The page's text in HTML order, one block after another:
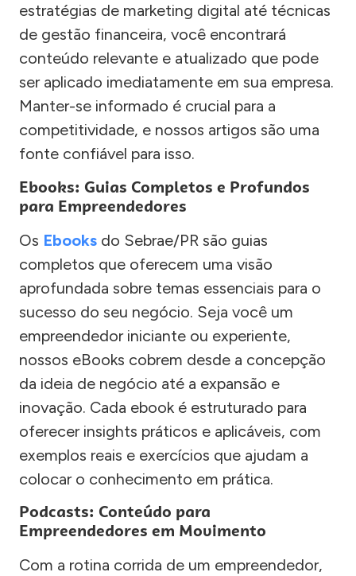
estratégias de marketing digital até técnicas
de gestão financeira, você encontrará
conteúdo relevante e atualizado que pode
ser aplicado imediatamente em sua empresa.
Manter-se informado é crucial para a
competitividade, e nossos artigos são uma
fonte confiável para isso.
Ebooks: Guias Completos e Profundos
para Empreendedores
Os Ebooks do Sebrae/PR são guias
completos que oferecem uma visão
aprofundada sobre temas essenciais para o
sucesso do seu negócio. Seja você um
empreendedor iniciante ou experiente,
nossos eBooks cobrem desde a concepção
da ideia de negócio até a expansão e
inovação. Cada ebook é estruturado para
oferecer insights práticos e aplicáveis, com
exemplos reais e exercícios que ajudam a
colocar o conhecimento em prática.
Podcasts: Conteúdo para
Empreendedores em Movimento
Com a rotina corrida de um empreendedor,